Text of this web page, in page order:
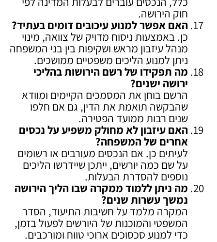
חוק הירושה.
האם אפשר למנוע עיכובים דומים בעתיד?
כן. באמצעות ניסוח מדויק של צוואה, מינוי
מנהל עיזבון מראש ושקיפות בין בני המשפחה
ניתן למנוע הליכים משפטיים ממושכים.
מה תפקידו של רשם הירושות בהליכי
ירושה ישנים?
הרשם בוחן את המסמכים הקיימים ומוודא
שהבקשה תואמת את הדין, גם אם חלפו
שנים רבות ממועד הפטירה.
האם עיזבון לא מחולק משפיע על נכסים
אחרים של המשפחה?
לעיתים כן. אם הנכסים מעורבים או רשומים
על שם כמה יורשים, ייתכן שיידרשו הליכים
נוספים להסדרת הבעלות.
מה ניתן ללמוד ממקרה שבו הליך הירושה
נמשך עשרות שנים?
המקרה מלמד על חשיבות התיעוד, הסדר
המשפטי והמוכנות של היורשים לפעול בזמן,
כדי למנוע סכסוכים ארוכי טווח ומורכבים.